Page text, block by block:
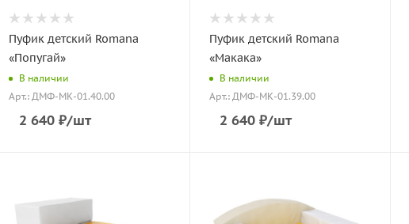
Пуфик детский Romana
«Попугай»
В наличии
Арт.: ДМФ-МК-01.40.00
2 640 ₽/шт
Пуфик детский Romana
«Макака»
В наличии
Арт.: ДМФ-МК-01.39.00
2 640 ₽/шт